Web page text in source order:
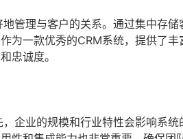
管理与客户的关系。通过集中存
为一款优秀的CRM系统，提供了丰
忠诚度。
企业的规模和行业特性会影响系